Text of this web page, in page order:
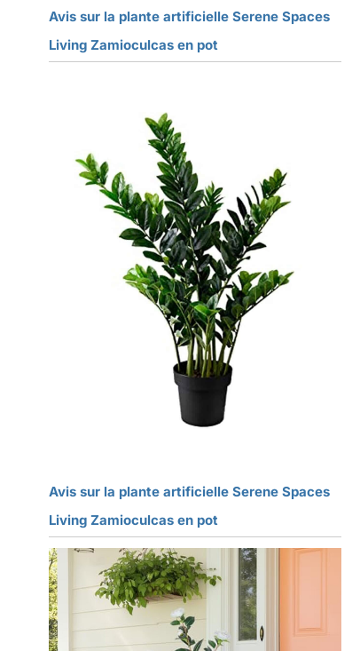
Avis sur la plante artificielle Serene Spaces
Living Zamioculcas en pot
Avis sur la plante artificielle Serene Spaces
Living Zamioculcas en pot